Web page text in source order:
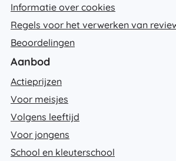
Informatie over cookies
Regels voor het verwerken van
Beoordelingen
Aanbod
Actieprijzen
Voor meisjes
Volgens leeftijd
Voor jongens
School en kleuterschool